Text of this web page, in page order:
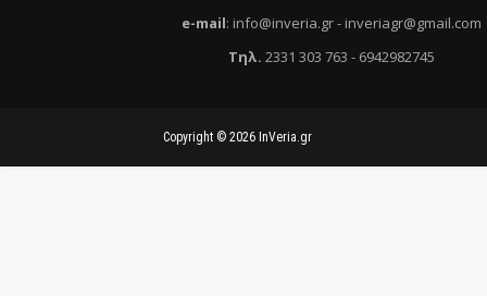
e-mail: info@inveria.gr- inveriagr@gmail.com
Τηλ. 2331 303 763 - 6942982745
Copyright © 2026 InVeria.gr